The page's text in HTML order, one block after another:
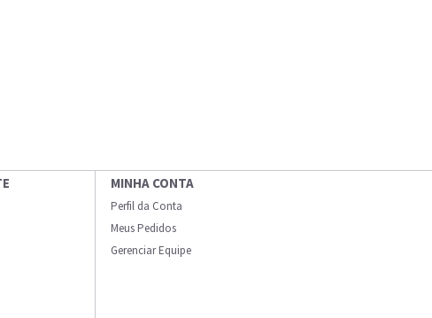
MINHA CONTA
Perfil da Conta
Meus Pedidos
Gerenciar Equipe